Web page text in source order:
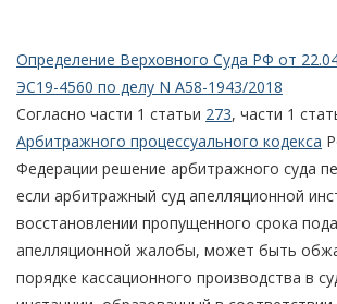
Определение Верховного Суда РФ от
ЭС19-4560 по делу N А58-1943/2018
Согласно части 1 статьи 273, части 1
Арбитражного процессуального кодекса
Федерации решение арбитражного суда
если арбитражный суд апелляционной
восстановлении пропущенного срока
апелляционной жалобы, может быть
порядке кассационного производства в